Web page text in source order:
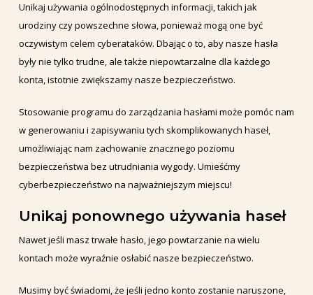
Unikaj używania ogólnodostępnych informacji, takich jak
urodziny czy powszechne słowa, ponieważ mogą one być
oczywistym celem cyberataków. Dbając o to, aby nasze hasła
były nie tylko trudne, ale także niepowtarzalne dla każdego
konta, istotnie zwiększamy nasze bezpieczeństwo.
Stosowanie programu do zarządzania hasłami może pomóc nam
w generowaniu i zapisywaniu tych skomplikowanych haseł,
umożliwiając nam zachowanie znacznego poziomu
bezpieczeństwa bez utrudniania wygody. Umieśćmy
cyberbezpieczeństwo na najważniejszym miejscu!
Unikaj ponownego używania haseł
Nawet jeśli masz trwałe hasło, jego powtarzanie na wielu
kontach może wyraźnie osłabić nasze bezpieczeństwo.
Musimy być świadomi, że jeśli jedno konto zostanie naruszone,